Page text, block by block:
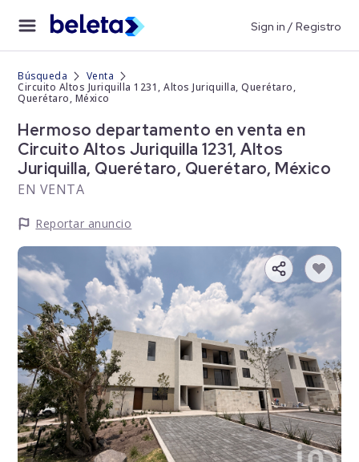
Sign in / Registro
Búsqueda
Venta
Circuito Altos Juriquilla 1231, Altos Juriquilla, Querétaro,
Querétaro, México
Hermoso departamento en venta en
Circuito Altos Juriquilla 1231, Altos
Juriquilla, Querétaro, Querétaro, México
EN VENTA
Reportar anuncio